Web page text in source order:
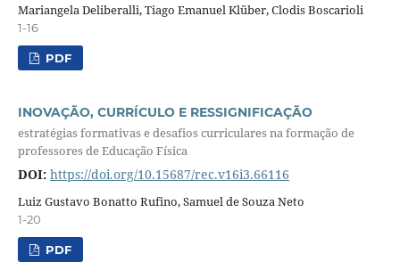
Mariangela Deliberalli, Tiago Emanuel Klüber, Clodis Boscarioli
1-16
PDF
INOVAÇÃO, CURRÍCULO E RESSIGNIFICAÇÃO
estratégias formativas e desafios curriculares na formação de
professores de Educação Física
DOI: https://doi.org/10.15687/rec.v16i3.66116
Luiz Gustavo Bonatto Rufino, Samuel de Souza Neto
1-20
PDF